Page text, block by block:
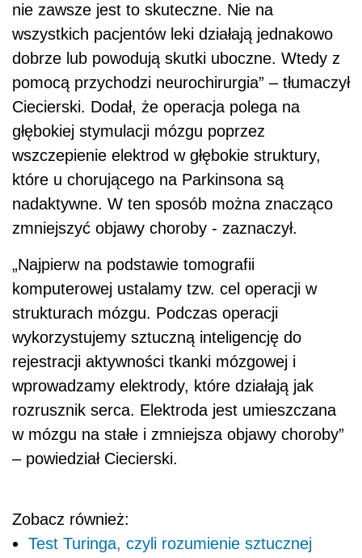
nie zawsze jest to skuteczne. Nie na
wszystkich pacjentów leki działają jednakowo
dobrze lub powodują skutki uboczne. Wtedy z
pomocą przychodzi neurochirurgia” – tłumaczył
Ciecierski. Dodał, że operacja polega na
głębokiej stymulacji mózgu poprzez
wszczepienie elektrod w głębokie struktury,
które u chorującego na Parkinsona są
nadaktywne. W ten sposób można znacząco
zmniejszyć objawy choroby - zaznaczył.
„Najpierw na podstawie tomografii
komputerowej ustalamy tzw. cel operacji w
strukturach mózgu. Podczas operacji
wykorzystujemy sztuczną inteligencję do
rejestracji aktywności tkanki mózgowej i
wprowadzamy elektrody, które działają jak
rozrusznik serca. Elektroda jest umieszczana
w mózgu na stałe i zmniejsza objawy choroby”
– powiedział Ciecierski.
Zobacz również:
Test Turinga, czyli rozumienie sztucznej